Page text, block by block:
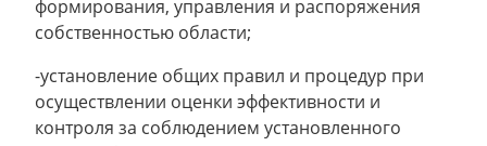
формирования, управления и распоряжения
собственностью области;
-установление общих правил и процедур при
осуществлении оценки эффективности и
контроля за соблюдением установленного